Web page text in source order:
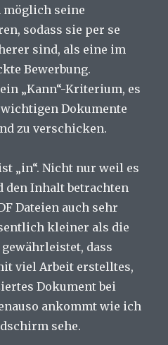
möglich seine
sodass sie per se
sind, als eine im
Bewerbung.
„Kann“-Kriterium, es
Dokumente
zu verschicken.
„in“. Nicht nur weil es
den Inhalt betrachten
Dateien auch sehr
kleiner als die
dass
viel Arbeit erstelltes,
Dokument bei
ankommt wie ich
sehe.